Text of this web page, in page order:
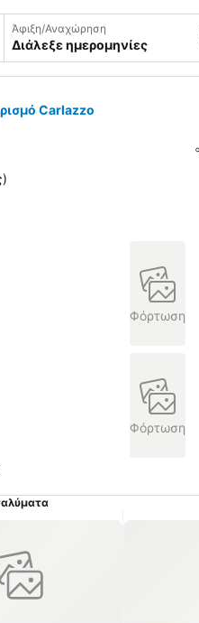
Άφιξη/Αναχώρηση
Διάλεξε ημερομηνίες
Carlazzo
)
Φόρτωση
Φόρτωση